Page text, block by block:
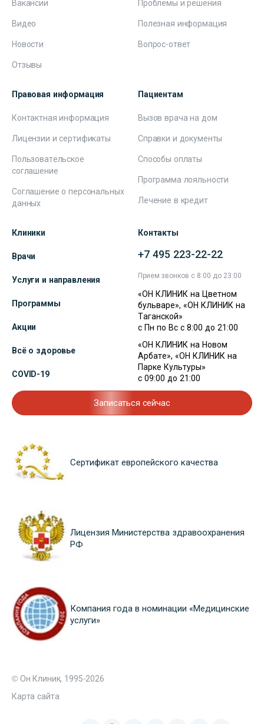
Вакансии
Видео
Новости
Отзывы
Проблемы и решения
Полезная информация
Вопрос-ответ
Правовая информация
Контактная информация
Лицензии и сертификаты
Пользовательское
соглашение
Соглашение о персональных
данных
Пациентам
Вызов врача на дом
Справки и документы
Способы оплаты
Программа лояльности
Лечение в кредит
Клиники
Врачи
Услуги и направления
Программы
Акции
Всё о здоровье
COVID-19
Контакты
+7 495 223-22-22
Прием звонков с 8:00 до 23:00
«ОН КЛИНИК на Цветном
бульваре», «ОН КЛИНИК на
Таганской»
с Пн по Вс с 8:00 до 21:00
«ОН КЛИНИК на Новом
Арбате», «ОН КЛИНИК на
Парке Культуры»
с 09:00 до 21:00
Записаться сейчас
Сертификат европейского качества
Лицензия Министерства здравоохранения
РФ
Компания года в номинации «Медицинские
услуги»
© Он Клиник, 1995-2026
Карта сайта